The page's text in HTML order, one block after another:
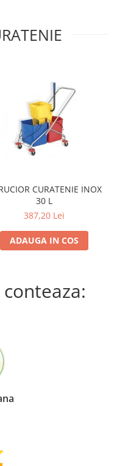
CURATENIE INOX
30 L
387,20 Lei
ADAUGA IN COS